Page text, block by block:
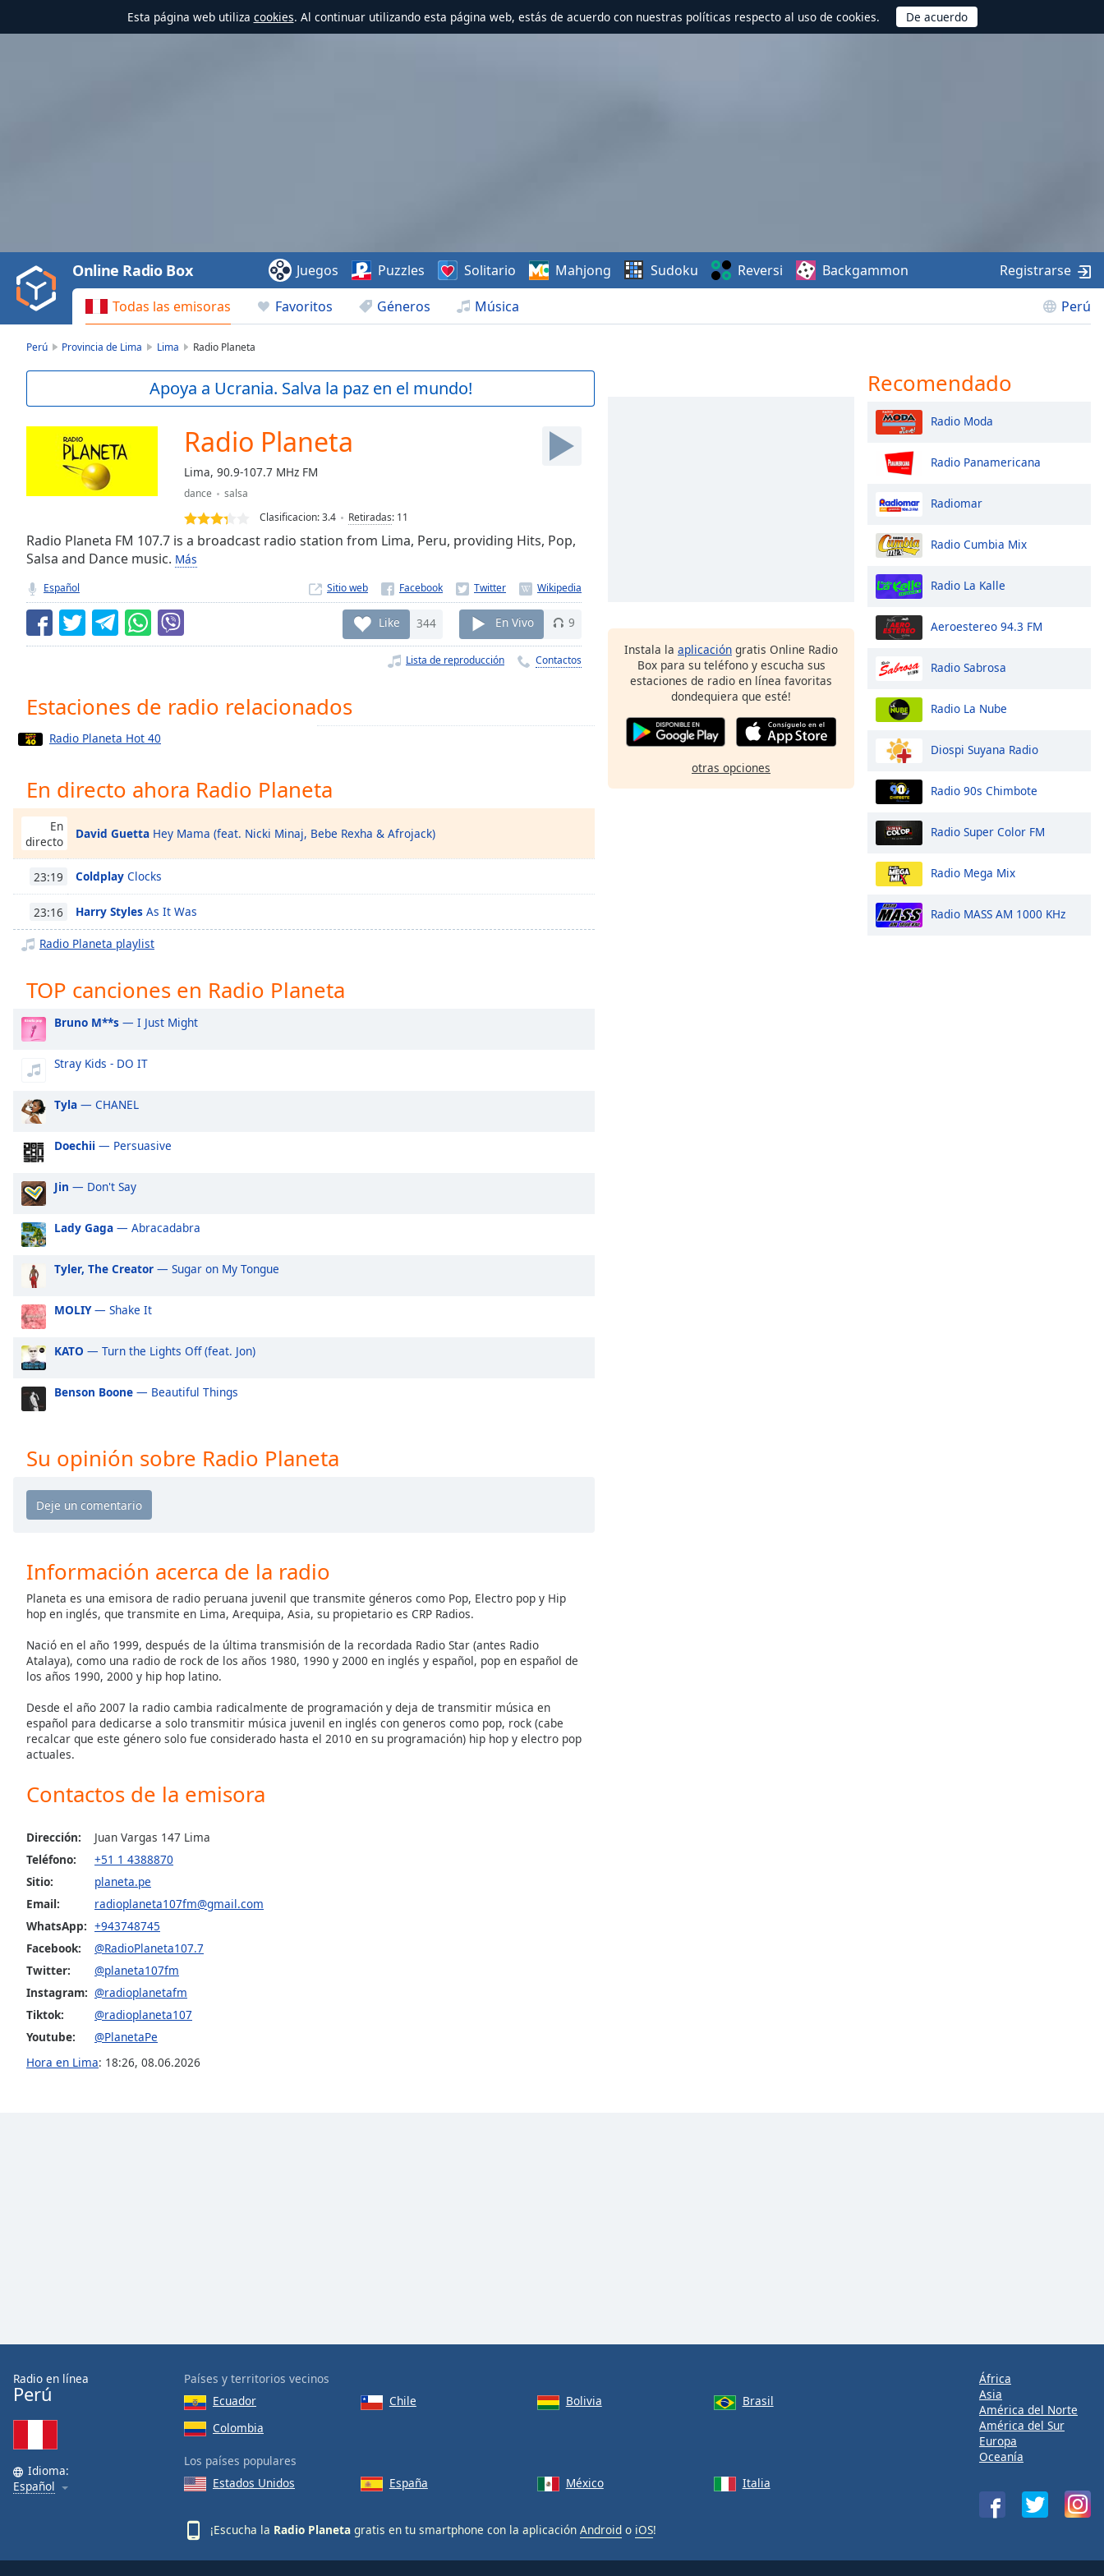
Esta página web utiliza cookies. Al continuar utilizando esta página web, estás de acuerdo con nuestras políticas respecto al uso de cookies.
Video
Play
Backward
Skip
Current
Duration-:-
Stream
Seek to
currently
LIVE
Remaining
Rate
Chapters
descriptions
off,
selected
subtitles
settings,
subtitles
dialog
subtitles
off
selected
Audio
Track
Picture-
Picture
Fullscreen
modal
window.
Beginning
dialog
Escape
close
window.
Color
Opacity
Background
Opacity
Caption
Color
Opacity
Edge
Style
Todas las emisoras Favoritos Géneros Música Perú
Online Radio Box Juegos Puzzles Solitario Mahjong Sudoku Reversi Backgammon Registrarse
Perú Provincia de Lima Lima Radio Planeta
Apoya a Ucrania. Salva la paz en el mundo!
Radio Planeta
Lima, 90.9-107.7 MHz FM
dance
salsa
Clasificacion:3.4 Retiradas: 11
Radio Planeta FM 107.7 is a broadcast radio station from Lima, Peru, providing Hits, Pop,
Salsa and Dance music. Más
Español Sitio web
Like 344 En Vivo 9
Lista de reproducción Contactos
Estaciones de radio relacionados
Radio Planeta Hot 40
En directo ahora Radio Planeta
En
directo
David Guetta Hey Mama (feat. Nicki Minaj, Bebe Rexha & Afrojack)
23:19 Coldplay Clocks
23:16 Harry Styles As It Was
Radio Planeta playlist
TOP canciones en Radio Planeta
Bruno M**s — I Just Might
Stray Kids - DO IT
Tyla — CHANEL
Doechii — Persuasive
Jin — Don't Say
Lady Gaga — Abracadabra
Tyler, The Creator — Sugar on My Tongue
MOLIY— Shake It
KATO — Turn the Lights Off (feat. Jon)
Benson Boone — Beautiful Things
Su opinión sobre Radio Planeta
Información acerca de la radio
Planeta es una emisora de radio peruana juvenil que transmite géneros como Pop, Electro pop y Hip
hop en inglés, que transmite en Lima, Arequipa, Asia, su propietario es CRP Radios.
Nació en el año 1999, después de la última transmisión de la recordada Radio Star (antes Radio
Atalaya), como una radio de rock de los años 1980, 1990 y 2000 en inglés y español, pop en español de
los años 1990, 2000 y hip hop latino.
Desde el año 2007 la radio cambia radicalmente de programación y deja de transmitir música en
español para dedicarse a solo transmitir música juvenil en inglés con generos como pop, rock (cabe
recalcar que este género solo fue considerado hasta el 2010 en su programación) hip hop y electro pop
actuales.
Contactos de la emisora
Dirección:
Juan Vargas 147 Lima
Teléfono:
+51 1 4388870
Sitio:
planeta.pe
Email:
radioplaneta107fm@gmail.com
WhatsApp: +943748745
Facebook:
@RadioPlaneta107.7
Twitter:
@planeta107fm
Instagram: @radioplanetafm
Tiktok:
@radioplaneta107
Youtube:
@PlanetaPe
Hora en Lima: 18:26, 08.06.2026
Instala la aplicación gratis Online Radio
Box para su teléfono y escucha sus
estaciones de radio en línea favoritas
dondequiera que esté!
otras opciones
Recomendado
Radio Moda
Radio Panamericana
Radiomar
Radio Cumbia Mix
Radio La Kalle
Aeroestereo 94.3 FM
Radio Sabrosa
Radio La Nube
Diospi Suyana Radio
Radio 90s Chimbote
Radio Super Color FM
Radio Mega Mix
Radio MASS AM 1000 KHz
Radio en línea
Perú
Idioma:
Español
Países y territorios vecinos
Ecuador
Chile Bolivia
Brasil
Colombia
Los países populares
Estados Unidos
España México Italia
¡Escucha la Radio Planeta gratis en tu smartphone con la aplicación Android o iOS!
África
Asia
América del Norte
América del Sur
Europa
Oceanía